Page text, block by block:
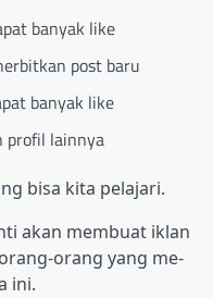
banyak like
post baru
banyak like
profil lainnya
bisa kita pelajari.
akan membuat iklan
orang yang me-
ini.